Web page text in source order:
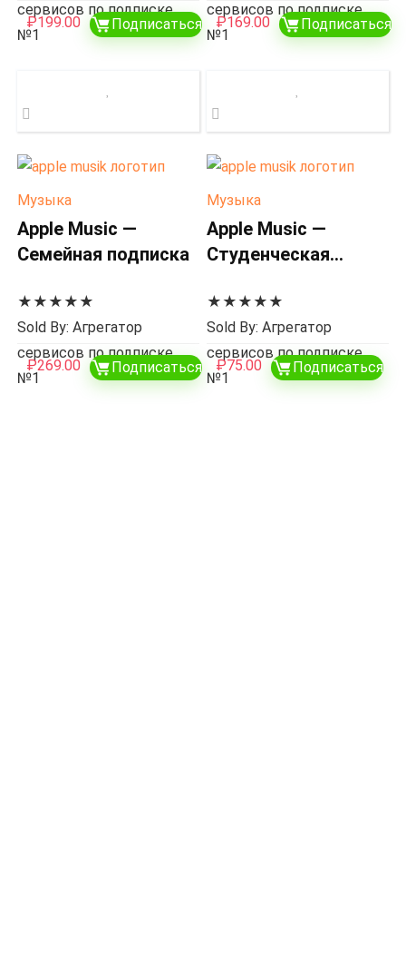
₽199.00 Подписаться
сервисов по подписке
№1
₽169.00 Подписаться
сервисов по подписке
№1
Музыка
Apple Music —
Семейная подписка
★ ★ ★ ★ ★
₽269.00 Подписаться
Sold By: Агрегатор
сервисов по подписке
№1
Музыка
Apple Music —
Студенческая
★ ★ ★ ★ ★
₽75.00 Подписаться
Sold By: Агрегатор
сервисов по подписке
№1